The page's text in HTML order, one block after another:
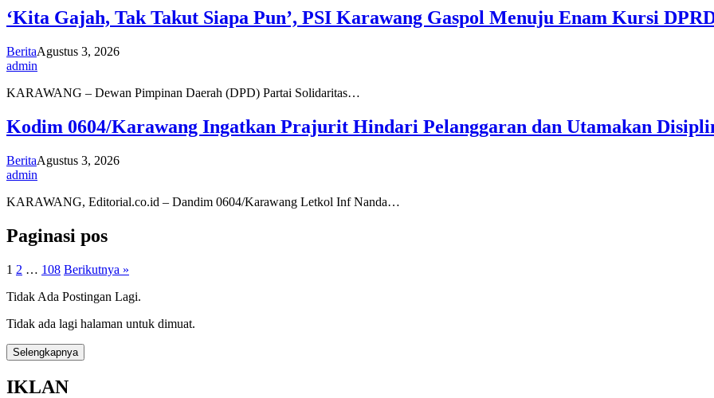
‘Kita Gajah, Tak Takut Siapa Pun’, PSI Karawang Gaspol Menuju Enam Kursi
BeritaAgustus 3, 2026
admin
KARAWANG – Dewan Pimpinan Daerah (DPD) Partai Solidaritas…
Kodim 0604/Karawang Ingatkan Prajurit Hindari Pelanggaran dan Utamakan
BeritaAgustus 3, 2026
admin
KARAWANG, Editorial.co.id – Dandim 0604/Karawang Letkol Inf Nanda…
Paginasi pos
1 2 … 108 Berikutnya »
Tidak Ada Postingan Lagi.
Tidak ada lagi halaman untuk dimuat.
Selengkapnya
IKLAN